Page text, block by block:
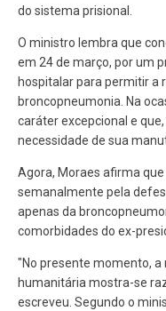
do sistema prisional.
O ministro lembra que
em 24 de março, por um
hospitalar para permitir a
broncopneumonia. Na
caráter excepcional e
necessidade de sua
Agora, Moraes afirma
semanalmente pela
apenas da
comorbidades do ex-
"No presente momento,
humanitária mostra-se
escreveu. Segundo o